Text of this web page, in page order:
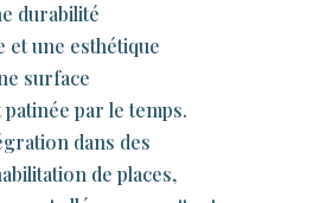
durabilité
et une esthétique
surface
par le temps.
dans des
de places,